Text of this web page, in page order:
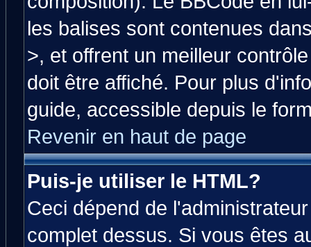
les balises sont contenues
>, et offrent un meilleur
doit être affiché. Pour plus
guide, accessible depuis le
Revenir en haut de page
Puis-je utiliser le HTML?
Ceci dépend de
complet dessus. Si vous êtes